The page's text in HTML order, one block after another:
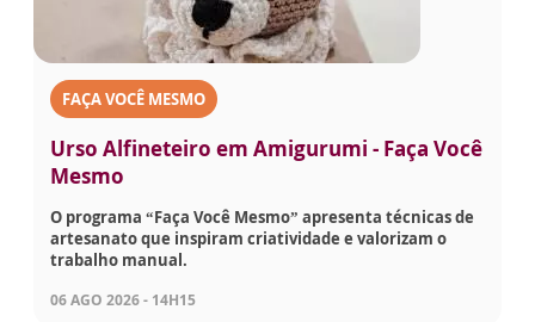
FAÇA VOCÊ MESMO
Urso Alfineteiro em Amigurumi - Faça Você
Mesmo
O programa “Faça Você Mesmo” apresenta técnicas de
artesanato que inspiram criatividade e valorizam o
trabalho manual.
06 AGO 2026 - 14H15